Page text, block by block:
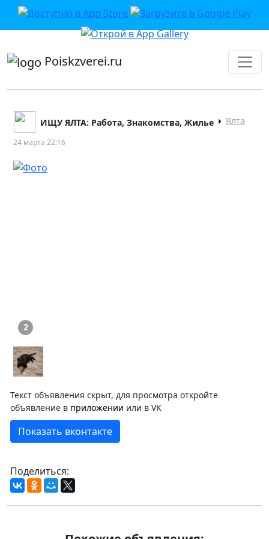
приложении или в VK">
Poiskzverei.ru
ИЩУ ЯЛТА: Работа, Знакомства, Жилье Ялта
24 марта 22:16
2
Текст объявления скрыт, для просмотра откройте
объявление в приложении или в VK
Показать вконтакте
Поделиться: